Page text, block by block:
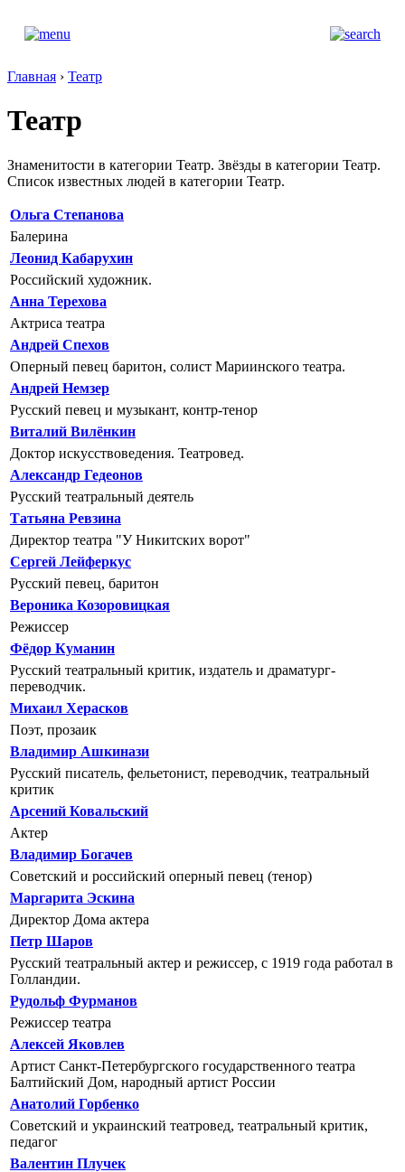
Главная › Театр
Театр
Знаменитости в категории Театр. Звёзды в категории Театр.
Список известных людей в категории Театр.
Ольга Степанова
Балерина
Леонид Кабарухин
Российский художник.
Анна Терехова
Актриса театра
Андрей Спехов
Оперный певец баритон, солист Мариинского театра.
Андрей Немзер
Русский певец и музыкант, контр-тенор
Виталий Вилёнкин
Доктор искусствоведения. Театровед.
Александр Гедеонов
Русский театральный деятель
Татьяна Ревзина
Директор театра "У Никитских ворот"
Сергей Лейферкус
Русский певец, баритон
Вероника Козоровицкая
Режиссер
Фёдор Куманин
Русский театральный критик, издатель и драматург-
переводчик.
Михаил Херасков
Поэт, прозаик
Владимир Ашкинази
Русский писатель, фельетонист, переводчик, театральный
критик
Арсений Ковальский
Актер
Владимир Богачев
Советский и российский оперный певец (тенор)
Маргарита Эскина
Директор Дома актера
Петр Шаров
Русский театральный актер и режиссер, с 1919 года работал в
Голландии.
Рудольф Фурманов
Режиссер театра
Алексей Яковлев
Артист Санкт-Петербургского государственного театра
Балтийский Дом, народный артист России
Анатолий Горбенко
Советский и украинский театровед, театральный критик,
педагог
Валентин Плучек